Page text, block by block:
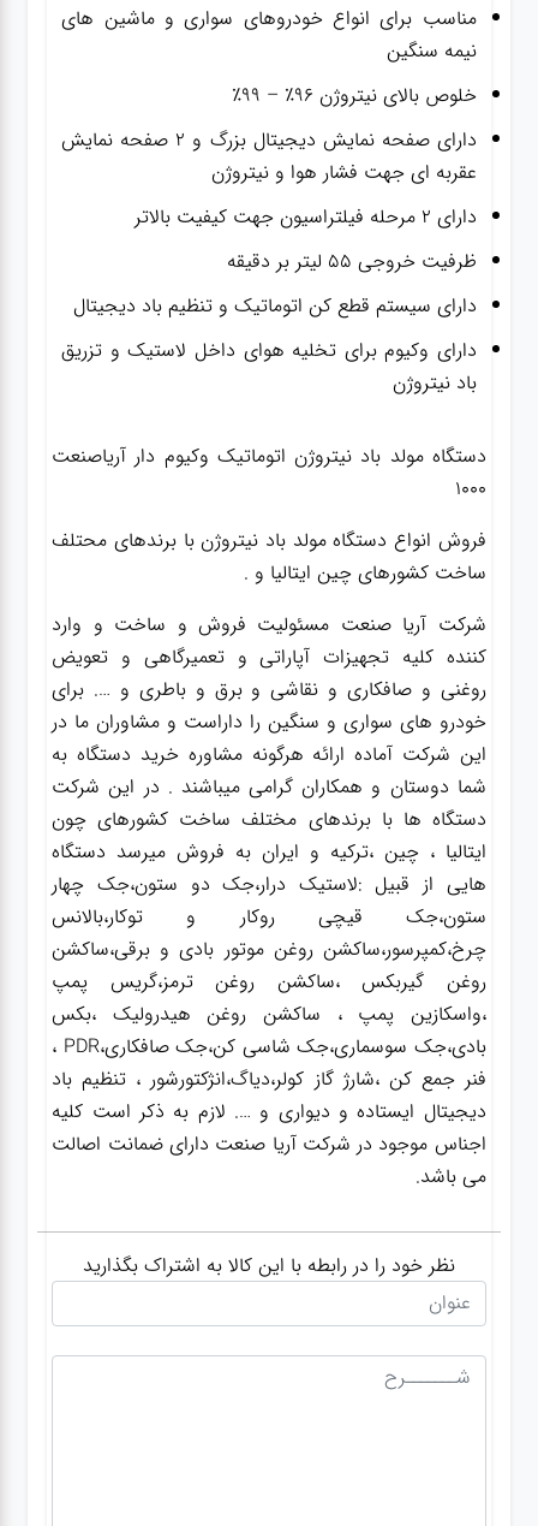
مناسب برای انواع خودروهای سواری و ماشین های
نیمه سنگین
خلوص بالای نیتروژن ۹۶٪ – ۹۹٪
دارای صفحه نمایش دیجیتال بزرگ و ۲ صفحه نمایش
عقربه ای جهت فشار هوا و نیتروژن
دارای ۲ مرحله فیلتراسیون جهت کیفیت بالاتر
ظرفیت خروجی ۵۵ لیتر بر دقیقه
دارای سیستم قطع کن اتوماتیک و تنظیم باد دیجیتال
دارای وکیوم برای تخلیه هوای داخل لاستیک و تزریق
باد نیتروژن
دستگاه مولد باد نیتروژن اتوماتیک وکیوم دار آریاصنعت
1000
فروش انواع دستگاه مولد باد نیتروژن با برندهای محتلف
ساخت کشورهای چین ایتالیا و .
شرکت آریا صنعت مسئولیت فروش و ساخت و وارد
کننده کلیه تجهیزات آپاراتی و تعمیرگاهی و تعویض
روغنی و صافکاری و نقاشی و برق و باطری و …. برای
خودرو های سواری و سنگین را داراست و مشاوران ما در
این شرکت آماده ارائه هرگونه مشاوره خرید دستگاه به
شما دوستان و همکاران گرامی میباشند . در این شرکت
دستگاه ها با برندهای مختلف ساخت کشورهای چون
ایتالیا ، چین ،ترکیه و ایران به فروش میرسد دستگاه
هایی از قبیل :لاستیک درار،جک دو ستون،جک چهار
ستون،جک قیچی روکار و توکار،بالانس
چرخ،کمپرسور،ساکشن روغن موتور بادی و برقی،ساکشن
روغن گیربکس ،ساکشن روغن ترمز،گریس پمپ
،واسکازین پمپ ، ساکشن روغن هیدرولیک ،بکس
بادی،جک سوسماری،جک شاسی کن،جک صافکاری،PDR ،
فنر جمع کن ،شارژ گاز کولر،دیاگ،انژکتورشور ، تنظیم باد
دیجیتال ایستاده و دیواری و …. لازم به ذکر است کلیه
اجناس موجود در شرکت آریا صنعت دارای ضمانت اصالت
می باشد.
نظر خود را در رابطه با این کالا به اشتراک بگذارید